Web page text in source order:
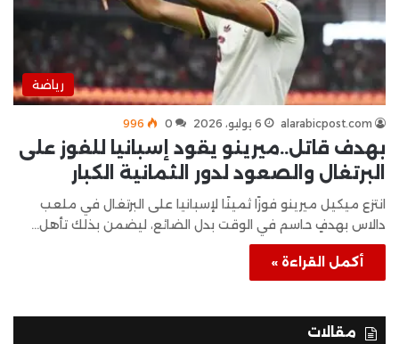
رياضة
alarabicpost.com 6 يوليو، 2026 0
996
بهدف قاتل..ميرينو يقود إسبانيا للفوز على
البرتغال والصعود لدور الثمانية الكبار
انتزع ميكيل ميرينو فوزًا ثمينًا لإسبانيا على البرتغال في ملعب
دالاس بهدفٍ حاسم في الوقت بدل الضائع، ليضمن بذلك تأهل…
أكمل القراءة »
مقالات